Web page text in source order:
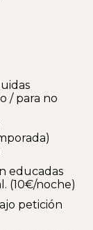
/ para no
educadas
(10€/noche)
petición